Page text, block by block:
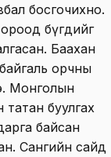
босгочихно.
бүгдийг
Баахан
орчны
Монголын
буулгах
байсан
Сангийн сайд